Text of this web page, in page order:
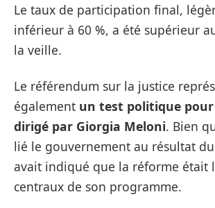
Le taux de participation final,
inférieur à 60 %, a été supérieur
la veille.
Le référendum sur la justice
également un test politique pour
dirigé par Giorgia Meloni. Bien
lié le gouvernement au résultat
avait indiqué que la réforme était
centraux de son programme.